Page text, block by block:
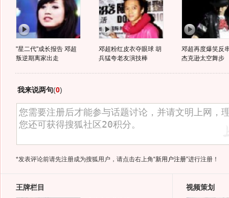
"星二代"成长报告 邓超
叛逆期离家出走
邓超粉红皮衣夺眼球 胡
兵猛夸老友演技棒
邓超再度爆笑反
杰克逊太空舞步
我来说两句(0)
*发表评论前请先注册成为搜狐用户，请点击右上角“新用户注册”进行注册！
王牌栏目 视频策划